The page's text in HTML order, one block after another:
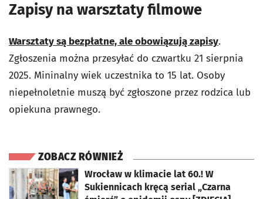
Zapisy na warsztaty filmowe
Warsztaty są bezpłatne, ale obowiązują zapisy.
Zgłoszenia można przesyłać do czwartku 21 sierpnia
2025. Mininalny wiek uczestnika to 15 lat. Osoby
niepełnoletnie muszą być zgłoszone przez rodzica lub
opiekuna prawnego.
ZOBACZ RÓWNIEŻ
Wrocław w klimacie lat 60.! W
Sukiennicach kręcą serial „Czarna
otworzy się w nowej karcie